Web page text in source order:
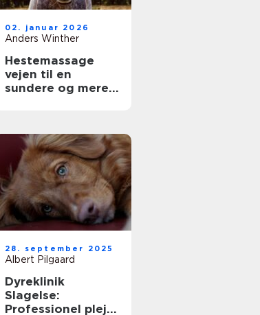
02. januar 2026
Anders Winther
Hestemassage
vejen til en
sundere og mere
28. september 2025
Albert Pilgaard
Dyreklinik
Slagelse:
Professionel pleje